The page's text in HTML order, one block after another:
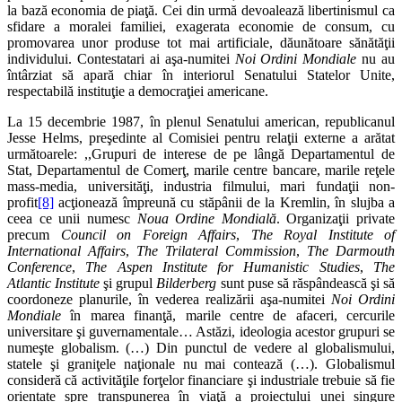
la bază economia de piaţă. Cei din urmă devoalează libertinismul ca
sfidare a moralei familiei, exagerata economie de consum, cu
promovarea unor produse tot mai artificiale, dăunătoare sănătăţii
individului. Contestatari ai aşa-numitei Noi Ordini Mondiale nu au
întârziat să apară chiar în interiorul Senatului Statelor Unite,
respectabilă instituţie a democraţiei americane.
La 15 decembrie 1987, în plenul Senatului american, republicanul
Jesse Helms, preşedinte al Comisiei pentru relaţii externe a arătat
următoarele: ,,Grupuri de interese de pe lângă Departamentul de
Stat, Departamentul de Comerţ, marile centre bancare, marile reţele
mass-media, universităţi, industria filmului, mari fundaţii non-
profit[8] acţionează împreună cu stăpânii de la Kremlin, în slujba a
ceea ce unii numesc Noua Ordine Mondială. Organizaţii private
precum Council on Foreign Affairs, The Royal Institute of
International Affairs, The Trilateral Commission, The Darmouth
Conference, The Aspen Institute for Humanistic Studies, The
Atlantic Institute şi grupul Bilderberg sunt puse să răspândească şi să
coordoneze planurile, în vederea realizării aşa-numitei Noi Ordini
Mondiale în marea finanţă, marile centre de afaceri, cercurile
universitare şi guvernamentale… Astăzi, ideologia acestor grupuri se
numeşte globalism. (…) Din punctul de vedere al globalismului,
statele şi graniţele naţionale nu mai contează (…). Globalismul
consideră că activităţile forţelor financiare şi industriale trebuie să fie
orientate spre transpunerea în viaţă a proiectului unei singure